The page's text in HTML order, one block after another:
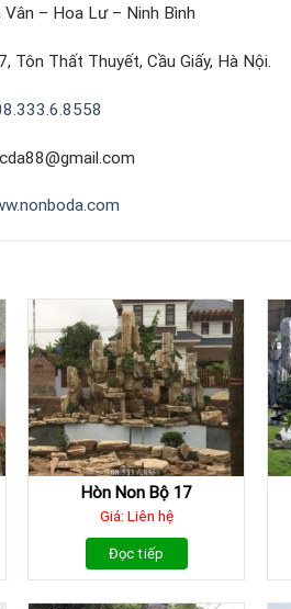
Vân – Hoa Lư – Ninh Bình
Tôn Thất Thuyết, Cầu Giấy, Hà Nội.
Hòn Non Bộ 17
Giá: Liên hệ
Đọc tiếp